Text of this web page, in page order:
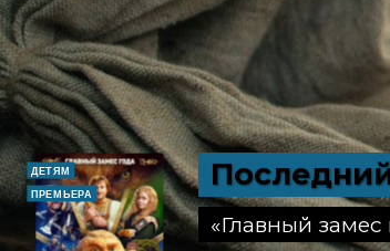
ДЕТЯМ
ПРЕМЬЕРА
«Главный замес